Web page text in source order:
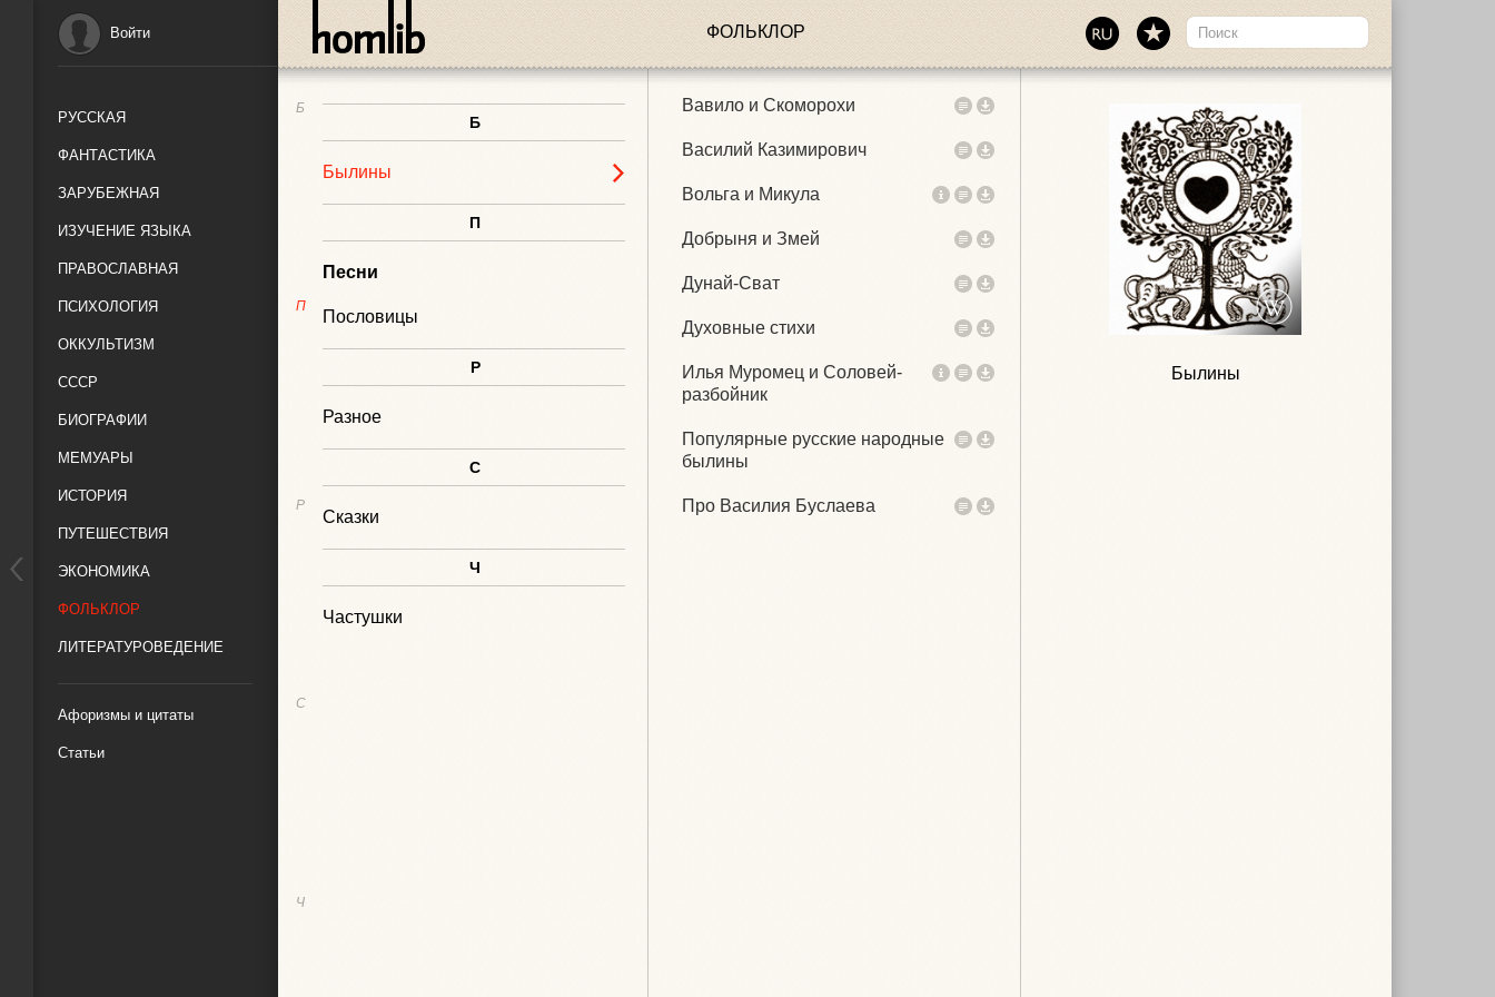
Войти
РУССКАЯ
ФАНТАСТИКА
ЗАРУБЕЖНАЯ
ИЗУЧЕНИЕ ЯЗЫКА
ПРАВОСЛАВНАЯ
ПСИХОЛОГИЯ
ОККУЛЬТИЗМ
СССР
БИОГРАФИИ
МЕМУАРЫ
ИСТОРИЯ
ПУТЕШЕСТВИЯ
ЭКОНОМИКА
ФОЛЬКЛОР
ЛИТЕРАТУРОВЕДЕНИЕ
Афоризмы и цитаты
Статьи
ФОЛЬКЛОР
Б
П
Р
С
Ч
Б
Былины
П
Песни
Пословицы
Р
Разное
С
Сказки
Ч
Частушки
Вавило и Скоморохи
Василий Казимирович
Вольга и Микула
Добрыня и Змей
Дунай-Сват
Духовные стихи
Илья Муромец и Соловей-
разбойник
Популярные русские народные
былины
Про Василия Буслаева
Былины